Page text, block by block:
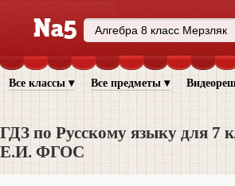
Все классы ▾ Все предметы ▾
ГДЗ по Русскому языку для 7
Е.И. ФГОС